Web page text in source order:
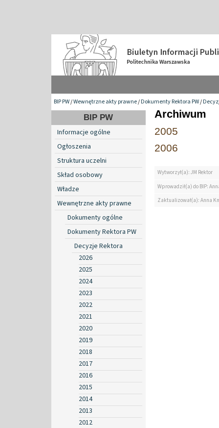
BIP PW/Wewnętrzne akty prawne/Dokumenty Rektora PW/
BIP PW
Informacje ogólne
Ogłoszenia
Struktura uczelni
Skład osobowy
Władze
Wewnętrzne akty prawne
Dokumenty ogólne
Dokumenty Rektora PW
Decyzje Rektora
2026
2025
2024
2023
2022
2021
2020
2019
2018
2017
2016
2015
2014
2013
2012
Archiwum
2005
2006
Wytworzył(a): JM Rektor
Wprowadził(a) do BIP:
Zaktualizował(a): Anna